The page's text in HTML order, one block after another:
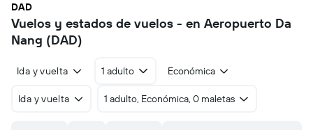
DAD
Vuelos y estados de vuelos - en Aeropuerto Da
Nang (DAD)
Ida y vuelta 1 adulto Económica
Ida y vuelta 1 adulto, Económica, 0 maletas